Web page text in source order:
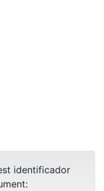
identificador